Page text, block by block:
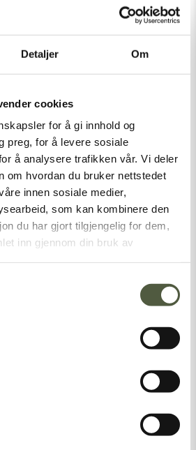
Detaljer Om
cookies
for å gi innhold og
preg, for å levere sosiale
å analysere trafikken vår. Vi deler
om hvordan du bruker nettstedet
innen sosiale medier,
som kan kombinere den
du har gjort tilgjengelig for dem,
inn gjennom din bruk av
dine har en liten pause,
tilbake med 10-